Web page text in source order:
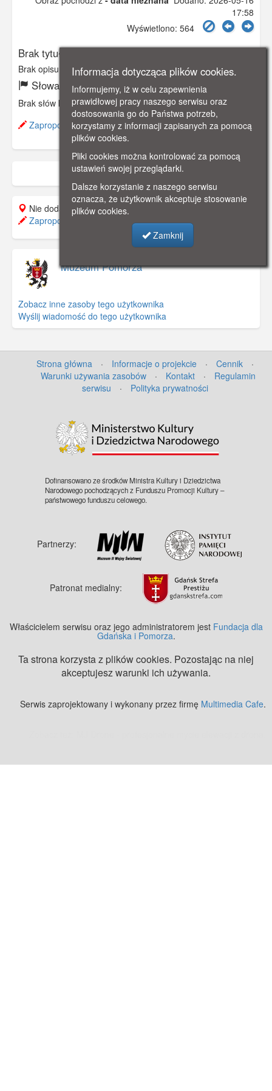
17:58
Wyświetlono: 564
Brak tytułu
Brak opisu
Słowa kluczowe:
Brak słów kluczowych
Zaproponuj zmianę opisu.
Nie dodano do mapy.
Zaproponuj lokalizację
Muzeum Pomorza
Zobacz inne zasoby tego użytkownika
Wyślij wiadomość do tego użytkownika
Strona główna · Informacje o projekcie · Cennik
·
Warunki używania zasobów
· Kontakt ·
Regulamin
serwisu
· Polityka prywatności
Dofinansowano ze środków Ministra Kultury i Dziedzictwa
Narodowego pochodzących z Funduszu Promocji Kultury –
państwowego funduszu celowego.
Partnerzy:
Patronat medialny:
Właścicielem serwisu oraz jego administratorem jest Fundacja dla
Gdańska i Pomorza.
Ta strona korzysta z plików cookies. Pozostając na niej
akceptujesz warunki ich używania.
Serwis zaprojektowany i wykonany przez firmę Multimedia Cafe.
Informacja dotycząca plików cookies.
Informujemy, iż w celu zapewnienia
prawidłowej pracy naszego serwisu oraz
dostosowania go do Państwa potrzeb,
korzystamy z informacji zapisanych za pomocą
plików cookies.
Pliki cookies można kontrolować za pomocą
ustawień swojej przeglądarki.
Dalsze korzystanie z naszego serwisu
oznacza, że użytkownik akceptuje stosowanie
plików cookies.
Zamknij